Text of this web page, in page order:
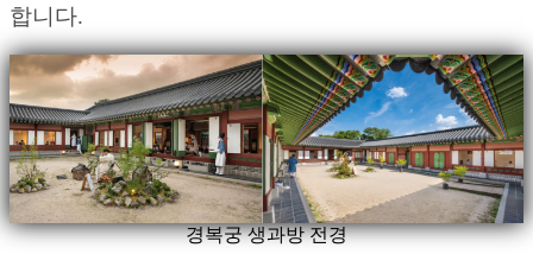
합니다.
경복궁 생과방 전경